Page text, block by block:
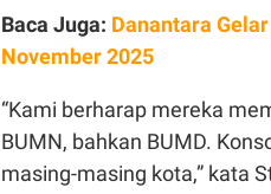
Baca Juga: Danantara
November 2025
“Kami berharap mereka
BUMN, bahkan BUMD.
masing-masing kota,” kata